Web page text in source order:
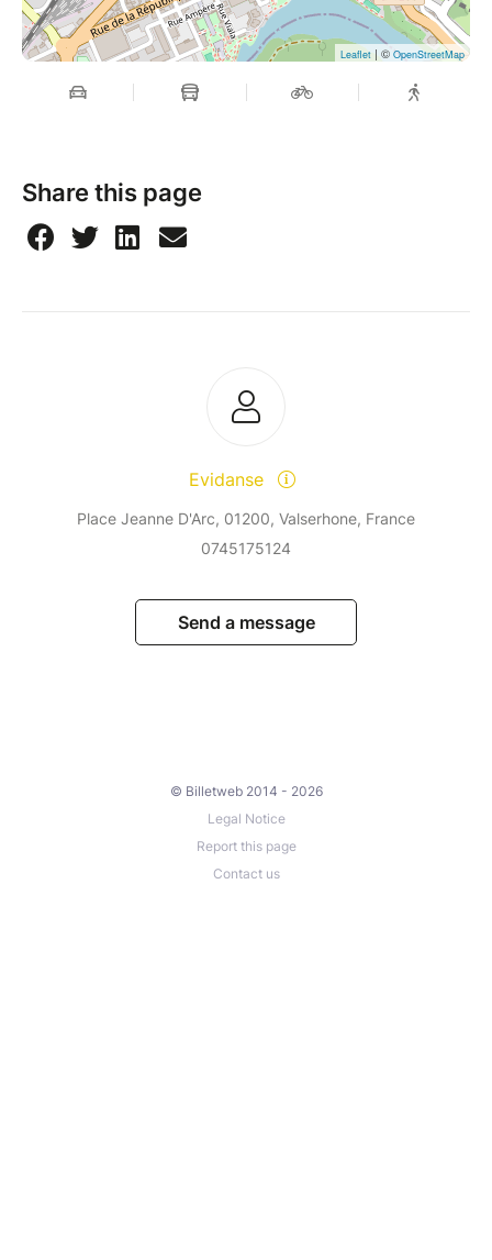
Leaflet | © OpenStreetMap
Share this page
Evidanse
Place Jeanne D'Arc, 01200, Valserhone, France
0745175124
Send a message
© Billetweb 2014 - 2026
Legal Notice
Report this page
Contact us